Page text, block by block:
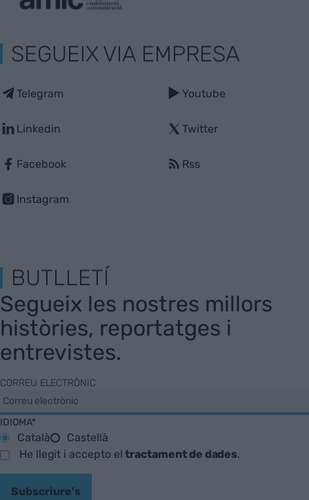
SEGUEIX VIA EMPRESA
Telegram
Linkedin
Facebook
Instagram
Youtube
Twitter
Rss
BUTLLETÍ
Segueix les nostres millors
històries, reportatges i
entrevistes.
CORREU ELECTRÒNIC
IDIOMA*
Català
Castellà
He llegit i accepto eltractament de dades.
Subscriure's